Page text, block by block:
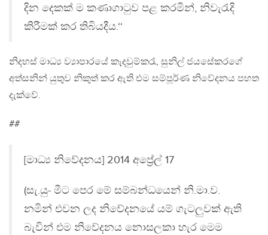
දින දෙකක් ම කණාගාටුව පළ කරමින්, නිවැරැදි
කිරීමක් කර තිබියදීය.‘‘
නිදහස් මාධ්‍ය ව්‍යාපාරයේ කැදවුම්කරැ, සුනිල් ජයසේකරගේ
අත්සනින් යුතුව නිකුත් කර ඇති එම සම්පූර්ණ නිවේදනය පහත
දැක්වේ.
##
[මාධ්‍ය නිවේදනය] 2014 අප්‍රේල් 17
(සැ.යු- මීට පෙර මේ සම්බන්ධයෙන් නි.මා.ව.
නමින් එවන ලද නිවේදනයේ යම් ගැටලුවක් ඇති
බැවින් එම නිවේදනය නොසලකා හැර මෙම